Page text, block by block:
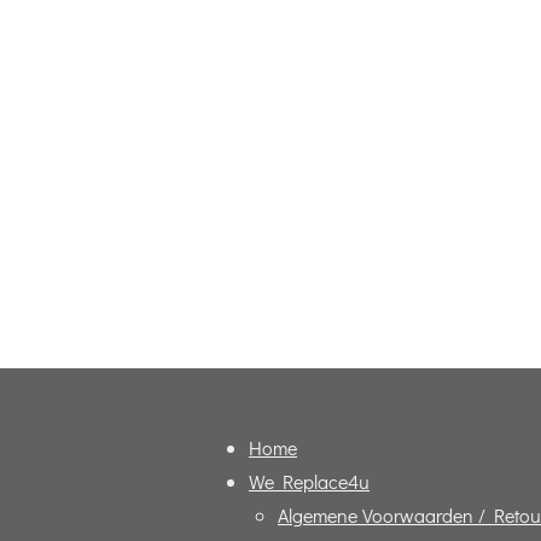
Home
We Replace4u
Algemene Voorwaarden /